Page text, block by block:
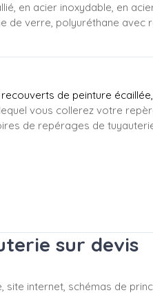
en acier inoxydable, en
verre, polyuréthane avec
de peinture
vous collerez votre
de repérages de
sur devis
site internet, schémas de